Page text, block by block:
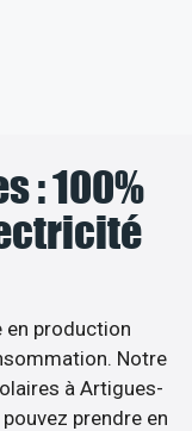
: 100%
production
Notre
à Artigues-
prendre en